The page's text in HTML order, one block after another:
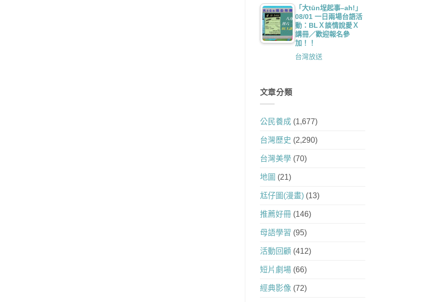
「大tūn埕起事–ah!」
08/01 一日兩場台語活
動：BLＸ談情說愛Ｘ
講冊／歡迎報名參
加！！
台灣放送
文章分類
公民養成(1,677)
台灣歷史 (2,290)
台灣美學(70)
地圖 (21)
尪仔圖(漫畫)(13)
推薦好冊(146)
母語學習 (95)
活動回顧 (412)
短片劇場(66)
經典影像 (72)